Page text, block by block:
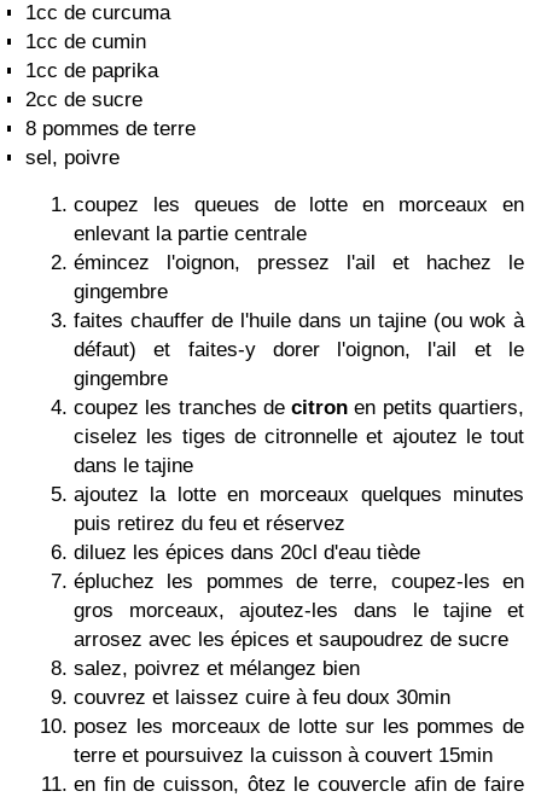
1cc de curcuma
1cc de cumin
1cc de paprika
2cc de sucre
8 pommes de terre
sel, poivre
coupez les queues de lotte en morceaux en
enlevant la partie centrale
émincez l'oignon, pressez l'ail et hachez le
gingembre
faites chauffer de l'huile dans un tajine (ou wok à
défaut) et faites-y dorer l'oignon, l'ail et le
gingembre
coupez les tranches decitron en petits quartiers,
ciselez les tiges de citronnelle et ajoutez le tout
dans le tajine
ajoutez la lotte en morceaux quelques minutes
puis retirez du feu et réservez
diluez les épices dans 20cl d'eau tiède
épluchez les pommes de terre, coupez-les en
gros morceaux, ajoutez-les dans le tajine et
arrosez avec les épices et saupoudrez de sucre
salez, poivrez et mélangez bien
couvrez et laissez cuire à feu doux 30min
posez les morceaux de lotte sur les pommes de
terre et poursuivez la cuisson à couvert 15min
en fin de cuisson, ôtez le couvercle afin de faire